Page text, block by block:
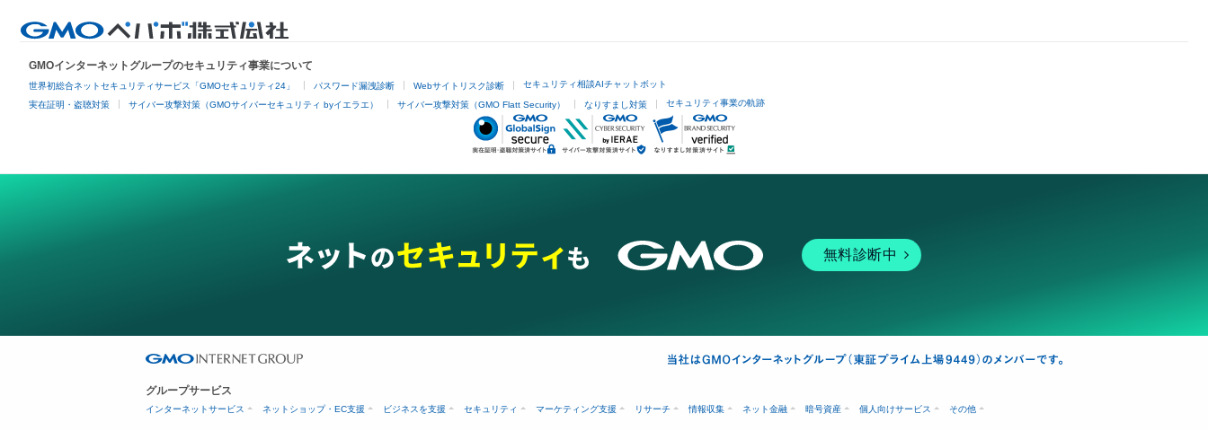
GMOインターネットグループのセキュリティ事業について
世界初総合ネットセキュリティサービス「GMOセキュリティ24」 パスワード漏洩診断 Webサイトリスク診断 セキュリティ相談AIチャットボット
実在証明・盗聴対策 サイバー攻撃対策（GMOサイバーセキュリティ byイエラエ） サイバー攻撃対策（GMO Flatt Security） なりすまし対策 セキュリティ事業の軌跡
無料診断中
グループサービス
インターネットサービス ネットショップ・EC支援 ビジネスを支援 セキュリティ マーケティング支援 リサーチ 情報収集 ネット金融 暗号資産 個人向けサービス その他